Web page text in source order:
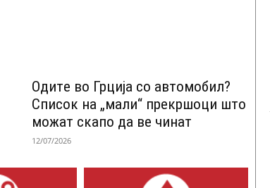
Одитe во Грција со автомобил?
Список на „мали“ прекршоци што
можат скапо да ве чинат
12/07/2026